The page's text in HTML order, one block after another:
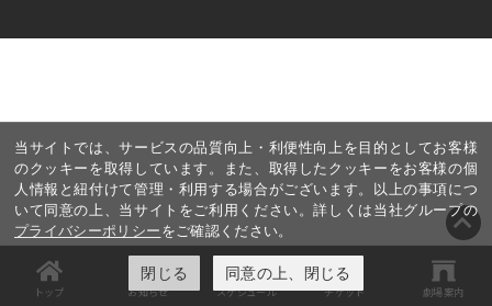
トップ お知らせ スケジュール チケット 劇場案内
当サイトでは、サービスの品質向上・利便性向上を目的としてお客様
のクッキーを取得しています。また、取得したクッキーをお客様の個
人情報と紐付けて管理・利用する場合がございます。以上の事項につ
いて同意の上、当サイトをご利用ください。詳しくは当社グループの
プライバシーポリシーをご確認ください。
閉じる 同意の上、閉じる